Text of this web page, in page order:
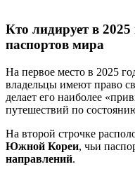
Кто лидирует в 2025
паспортов мира
На первое место в 2025
владельцы имеют право
делает его наиболее
путешествий по
На второй строчке
Южной Кореи, чьи
направлений.